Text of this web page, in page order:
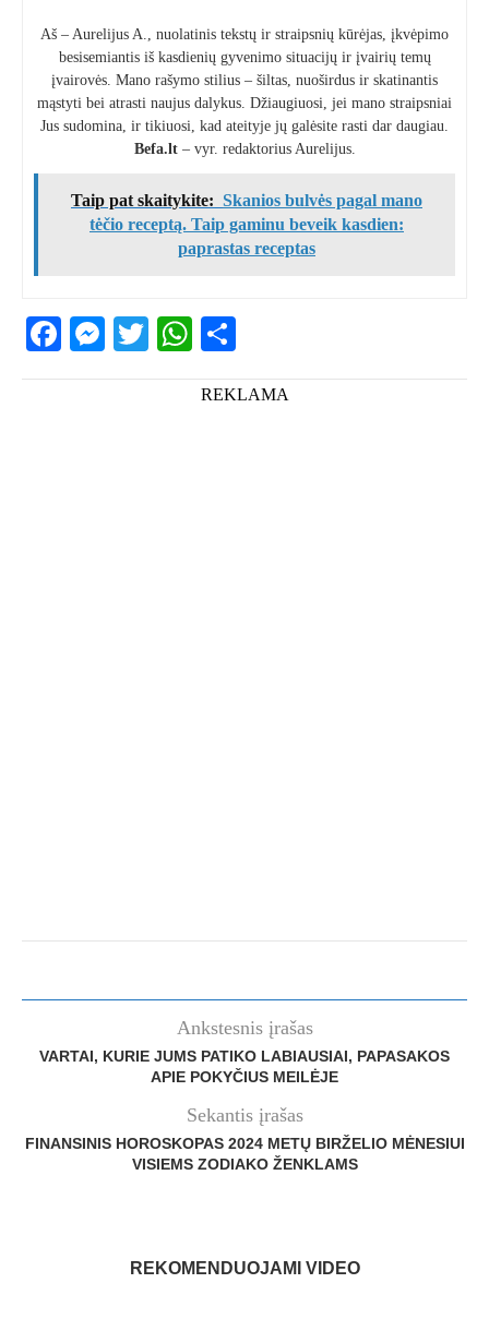
Aš – Aurelijus A., nuolatinis tekstų ir straipsnių kūrėjas, įkvėpimo
besisemiantis iš kasdienių gyvenimo situacijų ir įvairių temų
įvairovės. Mano rašymo stilius – šiltas, nuoširdus ir skatinantis
mąstyti bei atrasti naujus dalykus. Džiaugiuosi, jei mano straipsniai
Jus sudomina, ir tikiuosi, kad ateityje jų galėsite rasti dar daugiau.
Befa.lt– vyr. redaktorius Aurelijus.
Taip pat skaitykite: Skanios bulvės pagal mano
tėčio receptą. Taip gaminu beveik kasdien:
paprastas receptas
Facebook
Messenger
TwitterWhatsApp
REKLAMA
Ankstesnis įrašas
VARTAI, KURIE JUMS PATIKO LABIAUSIAI, PAPASAKOS
APIE POKYČIUS MEILĖJE
Sekantis įrašas
FINANSINIS HOROSKOPAS 2024 METŲ BIRŽELIO MĖNESIUI
VISIEMS ZODIAKO ŽENKLAMS
REKOMENDUOJAMI VIDEO